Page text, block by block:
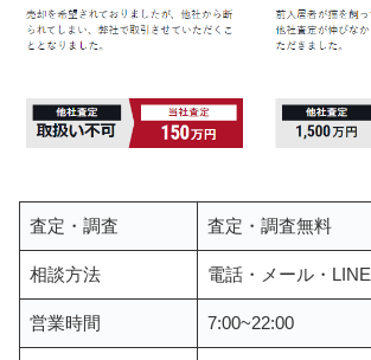
査定・調査 査定・調査無料
相談方法 電話・メール・LINE
営業時間 7:00~22:00